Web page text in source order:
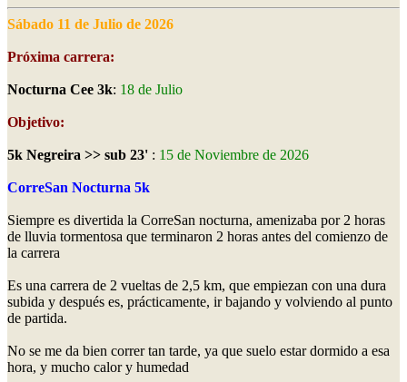
Sábado 11 de Julio de 2026
Próxima carrera:
Nocturna Cee 3k: 18 de Julio
Objetivo:
5k Negreira >> sub 23' : 15 de Noviembre de 2026
CorreSan Nocturna 5k
Siempre es divertida la CorreSan nocturna, amenizaba por 2 horas
de lluvia tormentosa que terminaron 2 horas antes del comienzo de
la carrera
Es una carrera de 2 vueltas de 2,5 km, que empiezan con una dura
subida y después es, prácticamente, ir bajando y volviendo al punto
de partida.
No se me da bien correr tan tarde, ya que suelo estar dormido a esa
hora, y mucho calor y humedad